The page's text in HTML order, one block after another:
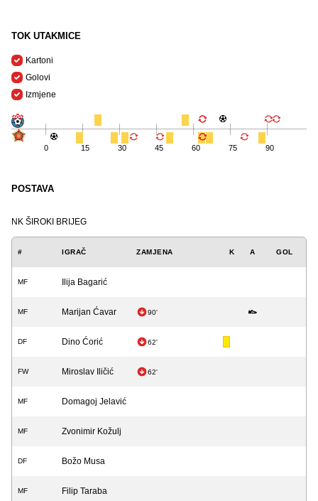
TOK UTAKMICE
Kartoni
Golovi
Izmjene
0 15 30 45 60 75 90
POSTAVA
NK ŠIROKI BRIJEG
# IGRAČ ZAMJENA K A GOL
MF Ilija Bagarić
MF Marijan Ćavar 90'
DF Dino Ćorić 62'
FW Miroslav Iličić 62'
MF Domagoj Jelavić
MF Zvonimir Kožulj
DF Božo Musa
MF Filip Taraba